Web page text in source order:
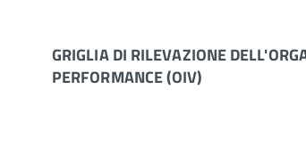
GRIGLIA DI RILEVAZIONE
PERFORMANCE (OIV)